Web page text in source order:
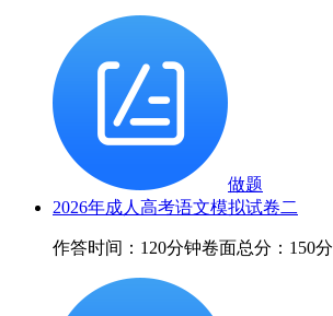
做题
2026年成人高考语文模拟试卷二
作答时间：120分钟卷面总分：150分